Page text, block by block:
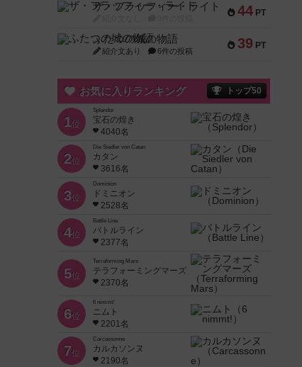
44 PT
ザ・フラッフィー・ライト
39 PT
ふたつの城の物語
紹介文あり 6件の投稿
お気に入りランキング トップ50
1位
Splendor
宝石の煌き
4040名
2位
Die Siedler von Catan
カタン
3616名
3位
Dominion
ドミニオン
2528名
4位
Battle Line
バトルライン
2377名
5位
Terraforming Mars
テラフォーミングマーズ
2370名
6位
6 nimmt!
ニムト
2201名
7位
Carcassonne
カルカソンヌ
2190名